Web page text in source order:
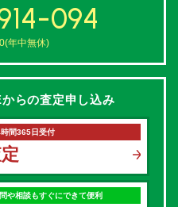
094
年中無休)
らの査定申し込み
間365日受付
や相談もすぐにできて便利